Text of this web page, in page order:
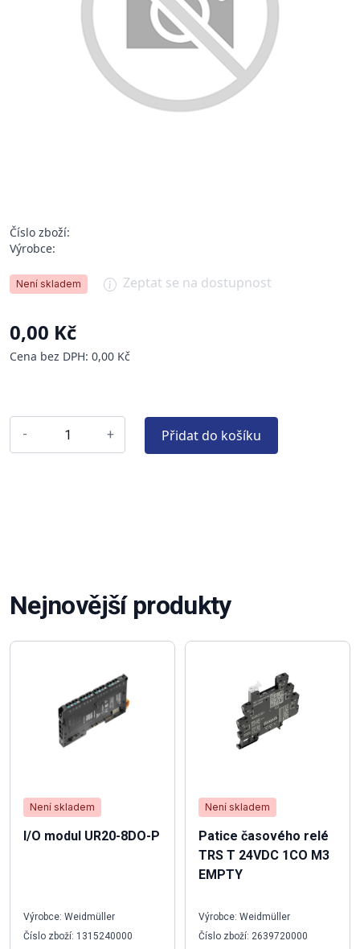
Číslo zboží:
Výrobce:
Není skladem Zeptat se na dostupnost
0,00 Kč
Cena bez DPH: 0,00 Kč
- + Přidat do košíku
Nejnovější produkty
Není skladem
I/O modul UR20-8DO-P
Výrobce: Weidmüller
Číslo zboží: 1315240000
Není skladem
Patice časového relé
TRS T 24VDC 1CO M3
EMPTY
Výrobce: Weidmüller
Číslo zboží: 2639720000